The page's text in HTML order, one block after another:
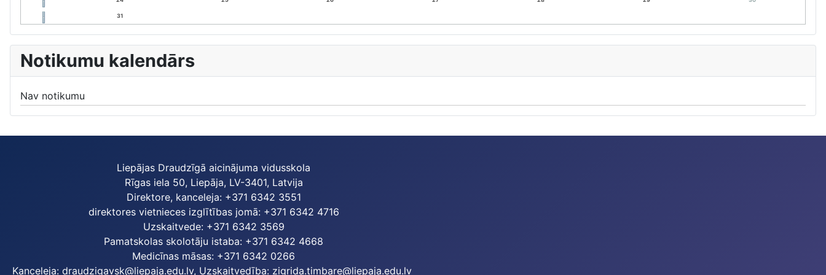
31
Notikumu kalendārs
Nav notikumu
Liepājas Draudzīgā aicinājuma vidusskola
Rīgas iela 50, Liepāja, LV-3401, Latvija
Direktore, kanceleja: +371 6342 3551
direktores vietnieces izglītības jomā: +371 6342 4716
Uzskaitvede: +371 6342 3569
Pamatskolas skolotāju istaba: +371 6342 4668
Medicīnas māsas: +371 6342 0266
Kanceleja: draudzigavsk@liepaja.edu.lv, Uzskaitvedība: zigrida.timbare@liepaja.edu.lv